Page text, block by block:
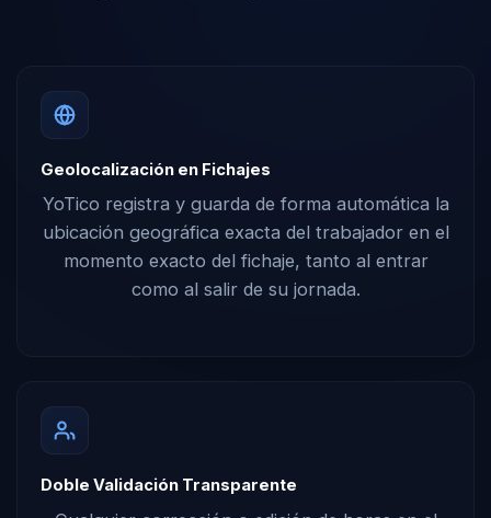
Geolocalización en Fichajes
YoTico registra y guarda de forma automática la
ubicación geográfica exacta del trabajador en el
momento exacto del fichaje, tanto al entrar
como al salir de su jornada.
Doble Validación Transparente